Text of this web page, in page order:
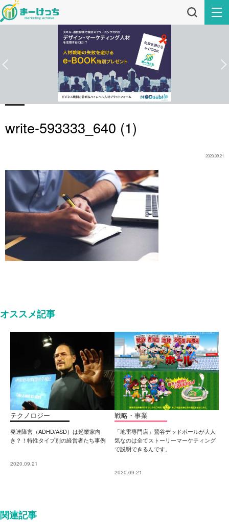
write-593333_640 (1)
2020.09.21
オススメ記事
テクノロジー
発達障害（ADHD/ASD）は起業家向
き？！特性タイプ別の経営者たち事例
2020.09.21
戦略・事業
「地雷専門店」鶯谷デッドボールが大人
気なのは全てストーリーマーケティング
で説明できるんです。
2020.09.21
関連記事